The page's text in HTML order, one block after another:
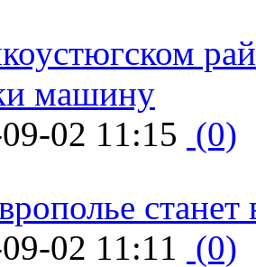
машину
02 11:15 (0)
02 11:11 (0)